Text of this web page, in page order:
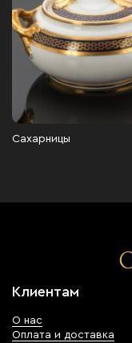
Сахарницы
Клиентам
О нас
Оплата и доставка